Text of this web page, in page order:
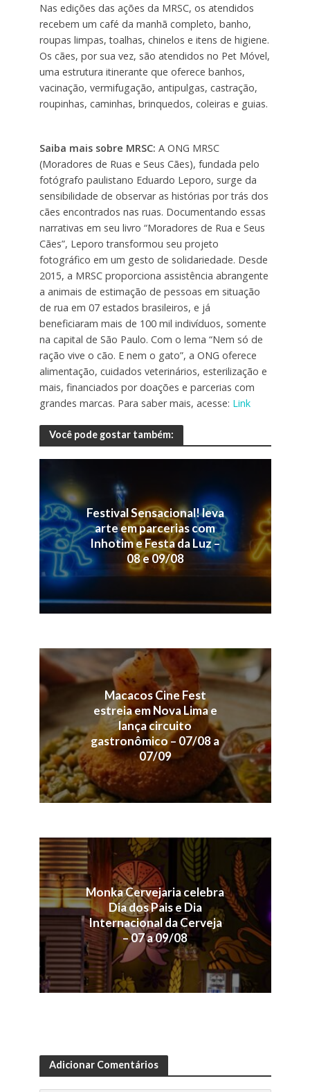
Nas edições das ações da MRSC, os atendidos
recebem um café da manhã completo, banho,
roupas limpas, toalhas, chinelos e itens de higiene.
Os cães, por sua vez, são atendidos no Pet Móvel,
uma estrutura itinerante que oferece banhos,
vacinação, vermifugação, antipulgas, castração,
roupinhas, caminhas, brinquedos, coleiras e guias.
Saiba mais sobre MRSC: A ONG MRSC
(Moradores de Ruas e Seus Cães), fundada pelo
fotógrafo paulistano Eduardo Leporo, surge da
sensibilidade de observar as histórias por trás dos
cães encontrados nas ruas. Documentando essas
narrativas em seu livro “Moradores de Rua e Seus
Cães”, Leporo transformou seu projeto
fotográfico em um gesto de solidariedade. Desde
2015, a MRSC proporciona assistência abrangente
a animais de estimação de pessoas em situação
de rua em 07 estados brasileiros, e já
beneficiaram mais de 100 mil indivíduos, somente
na capital de São Paulo. Com o lema “Nem só de
ração vive o cão. E nem o gato”, a ONG oferece
alimentação, cuidados veterinários, esterilização e
mais, financiados por doações e parcerias com
grandes marcas. Para saber mais, acesse: Link
Você pode gostar também:
Festival Sensacional! leva
arte em parcerias com
Inhotim e Festa da Luz –
08 e 09/08
Macacos Cine Fest
estreia em Nova Lima e
lança circuito
gastronômico – 07/08 a
07/09
Monka Cervejaria celebra
Dia dos Pais e Dia
Internacional da Cerveja
– 07 a 09/08
Adicionar Comentários